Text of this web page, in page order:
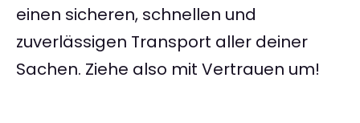
einen sicheren, schnellen und
zuverlässigen Transport aller deiner
Sachen. Ziehe also mit Vertrauen um!